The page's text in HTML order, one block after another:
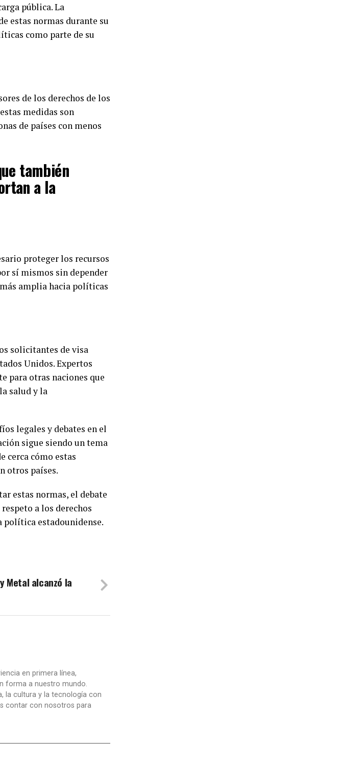
pública. La
estas normas durante su
como parte de su
de los derechos de los
medidas son
de países con menos
también
a la
proteger los recursos
sí mismos sin depender
amplia hacia políticas
solicitantes de visa
Unidos. Expertos
para otras naciones que
salud y la
legales y debates en el
sigue siendo un tema
cerca cómo estas
otros países.
estas normas, el debate
a los derechos
política estadounidense.
Metal alcanzó la
en primera línea,
forma a nuestro mundo.
la cultura y la tecnología con
contar con nosotros para